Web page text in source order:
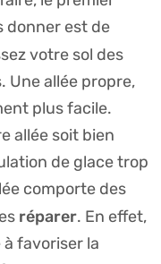
donner est de
votre sol des
Une allée propre,
plus facile.
allée soit bien
de glace trop
comporte des
réparer. En effet,
favoriser la